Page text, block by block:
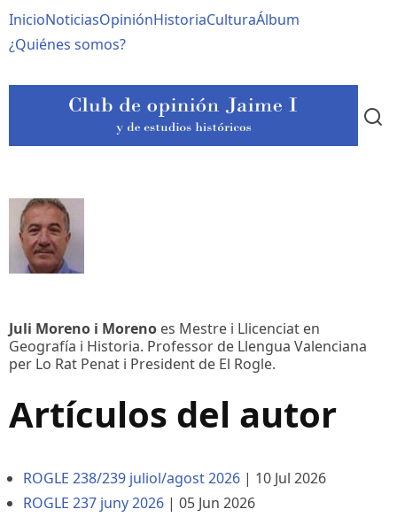
al
contenido
Navegación
principal
InicioNoticiasOpiniónHistoriaCulturaÁlbum
¿Quiénes somos?
Juli Moreno i Moreno es Mestre i Llicenciat en
Geografía i Historia. Professor de Llengua Valenciana
per Lo Rat Penat i President de El Rogle.
Artículos del autor
ROGLE 238/239 juliol/agost 2026 | 10 Jul 2026
ROGLE 237 juny 2026 | 05 Jun 2026